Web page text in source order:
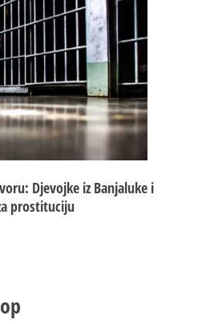
Djevojke iz Banjaluke i
prostituciju